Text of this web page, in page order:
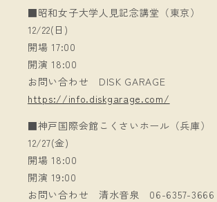
■昭和女子大学人見記念講堂（東京）
12/22(日)
開場 17:00
開演 18:00
お問い合わせ DISK GARAGE
https://info.diskgarage.com/
■神戸国際会館こくさいホール（兵庫）
12/27(金)
開場 18:00
開演 19:00
お問い合わせ 清水音泉 06-6357-3666